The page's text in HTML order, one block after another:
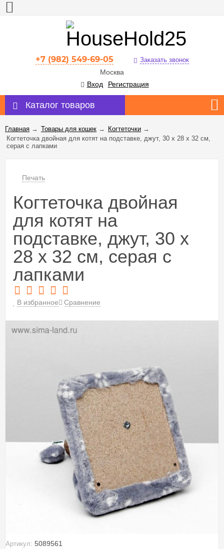
+7 (982) 549-69-05 Заказать звонок
Москва
Вход
Регистрация
Каталог товаров
Главная → Товары для кошек → Когтеточки →
Когтеточка двойная для котят на подставке, джут, 30 х 28 х 32 см,
серая с лапками
Печать
Когтеточка двойная
для котят на
подставке, джут, 30 х
28 х 32 см, серая с
лапками
В избранное Сравнение
Артикул: 5089561